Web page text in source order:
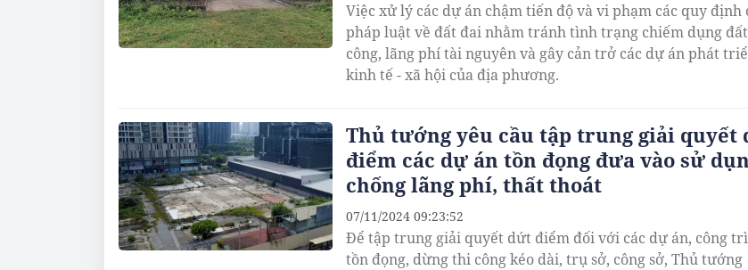
Việc xử lý các dự án chậm tiến độ và vi phạm các quy định
pháp luật về đất đai nhằm tránh tình trạng chiếm dụng đất
công, lãng phí tài nguyên và gây cản trở các dự án phát
kinh tế - xã hội của địa phương.
Thủ tướng yêu cầu tập trung giải quyết
điểm các dự án tồn đọng đưa vào sử
chống lãng phí, thất thoát
Để tập trung giải quyết dứt điểm đối với các dự án, công
tồn đọng, dừng thi công kéo dài, trụ sở, công sở, Thủ tướng
07/11/2024 09:23:52